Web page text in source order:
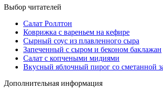
Выбор читателей
Салат Роллтон
Коврижка с вареньем на кефире
Сырный соус из плавленного сыра
Запеченный с сыром и беконом баклажан
Салат с копчеными мидиями
Вкусный яблочный пирог со сметанной
Дополнительная информация